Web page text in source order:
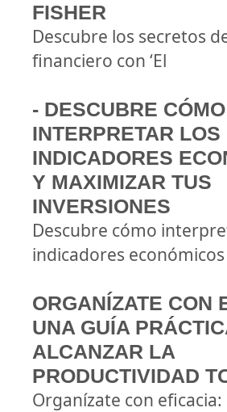
FISHER
Descubre los secretos
financiero con ‘El
- DESCUBRE CÓMO
INTERPRETAR LOS
INDICADORES
Y MAXIMIZAR TUS
INVERSIONES
Descubre cómo
indicadores económicos
ORGANÍZATE CON
UNA GUÍA
ALCANZAR LA
PRODUCTIVIDAD
Organízate con eficacia: